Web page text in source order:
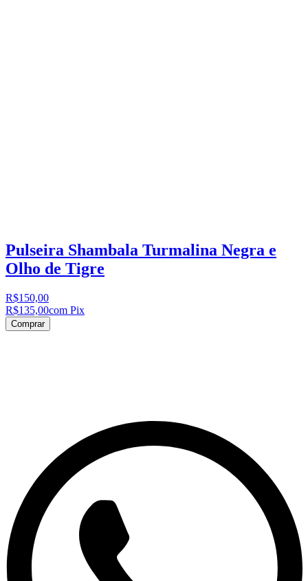
Pulseira Shambala Turmalina Negra e
Olho de Tigre
R$150,00
R$135,00com Pix
Comprar